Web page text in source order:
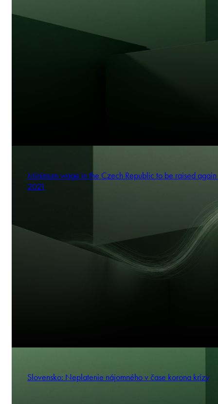
Minimum wage in the Czech Republic to be raised
2021
Slovensko: Neplatenie nájomného v čase korona krízy